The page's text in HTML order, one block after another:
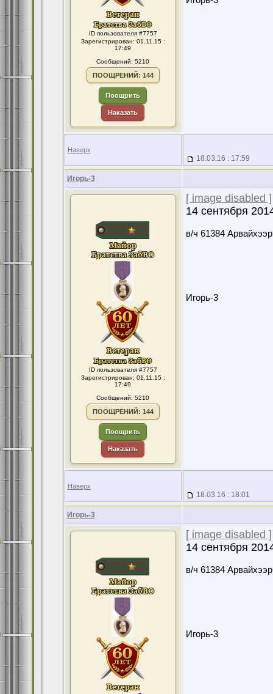
ID пользователя #7757
Зарегистрирован: 01.11.15 :
17:49
Сообщений: 5210
ПООЩРЕНИЙ: 144
Поощрить
Наказать
Наверх
18.03.16 : 17:59
Игорь-3
ID пользователя #7757
Зарегистрирован: 01.11.15 :
17:49
Сообщений: 5210
ПООЩРЕНИЙ: 144
Поощрить
Наказать
[ image disabled ]
14 сентября
в/ч 61384
Игорь-3
Наверх
18.03.16 : 18:01
Игорь-3
[ image disabled ]
14 сентября
в/ч 61384
Игорь-3